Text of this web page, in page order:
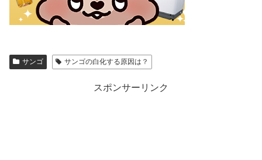
サンゴ サンゴの白化する原因は？
スポンサーリンク